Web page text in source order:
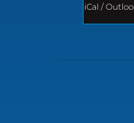
iCal /